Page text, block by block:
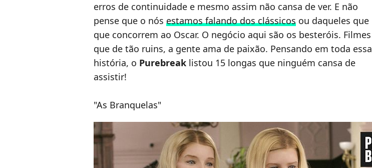
erros de continuidade e mesmo assim não cansa de ver. E não
pense que o nós estamos falando dos clássicos ou daqueles que
que concorrem ao Oscar. O negócio aqui são os besteróis. Filmes
que de tão ruins, a gente ama de paixão. Pensando em toda essa
história, o Purebreak listou 15 longas que ninguém cansa de
assistir!
"As Branquelas"